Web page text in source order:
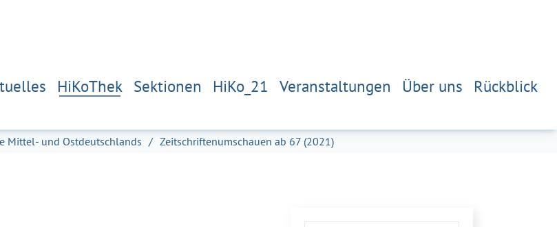
HiKoThek Sektionen HiKo_21 Veranstaltungen Über uns Rückblick
Mittel- und Ostdeutschlands Zeitschriftenumschauen ab 67 (2021)